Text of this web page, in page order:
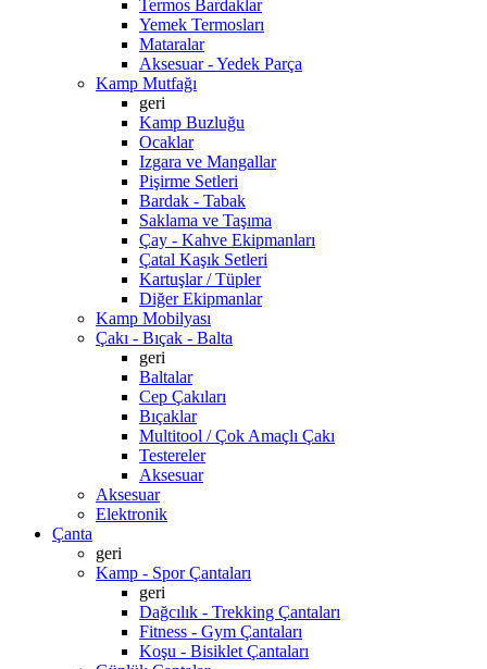
Termos Bardaklar
Yemek Termosları
Mataralar
Aksesuar - Yedek Parça
Kamp Mutfağı
geri
Kamp Buzluğu
Ocaklar
Izgara ve Mangallar
Pişirme Setleri
Bardak - Tabak
Saklama ve Taşıma
Çay - Kahve Ekipmanları
Çatal Kaşık Setleri
Kartuşlar / Tüpler
Diğer Ekipmanlar
Kamp Mobilyası
Çakı - Bıçak - Balta
geri
Baltalar
Cep Çakıları
Bıçaklar
Multitool / Çok Amaçlı Çakı
Testereler
Aksesuar
Aksesuar
Elektronik
Çanta
geri
Kamp - Spor Çantaları
geri
Dağcılık - Trekking Çantaları
Fitness - Gym Çantaları
Koşu - Bisiklet Çantaları